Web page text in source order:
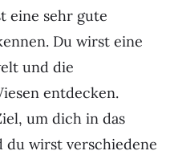
eine sehr gute
Du wirst eine
und die
entdecken.
um dich in das
du wirst verschiedene